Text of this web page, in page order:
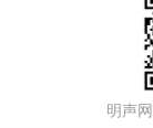
明声